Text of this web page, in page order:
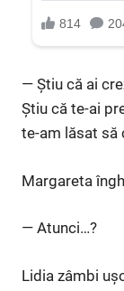
— Știu că ai
Știu că te-ai
te-am lăsat să
Margareta
— Atunci…?
Lidia zâmbi